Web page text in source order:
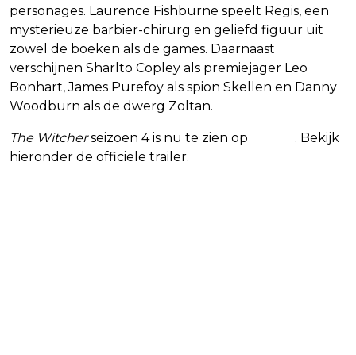
personages. Laurence Fishburne speelt Regis, een
mysterieuze barbier-chirurg en geliefd figuur uit
zowel de boeken als de games. Daarnaast
verschijnen Sharlto Copley als premiejager Leo
Bonhart, James Purefoy als spion Skellen en Danny
Woodburn als de dwerg Zoltan.
The Witcherseizoen 4 is nu te zien op
. Bekijk
hieronder de officiële trailer.